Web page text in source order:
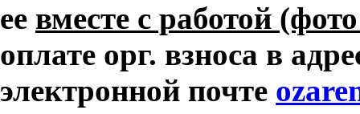
ее вместе с работой
оплате орг. взноса в
электронной почте